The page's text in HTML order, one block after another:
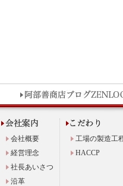
会社概要
経営理念
社長あいさつ
沿革
工場の製造工
HACCP